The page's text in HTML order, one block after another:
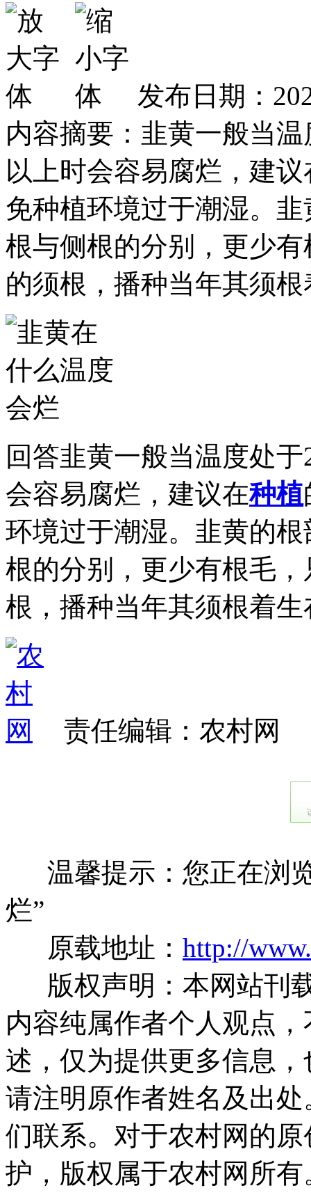
发布日期：
内容摘要：韭黄一般当
以上时会容易腐烂，建
免种植环境过于潮湿。
根与侧根的分别，更少
的须根，播种当年其须
回答韭黄一般当温度处于
会容易腐烂，建议在种植
环境过于潮湿。韭黄的
根的分别，更少有根毛
根，播种当年其须根着
责任编辑：农村网
温馨提示：您正在浏
烂”
原载地址： http://
版权声明：本网站刊
内容纯属作者个人观点
述，仅为提供更多信息
请注明原作者姓名及出
们联系。对于农村网的
护，版权属于农村网所